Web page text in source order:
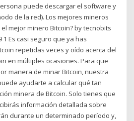
puede descargar el software y
de la red). Los mejores mineros
el mejor minero Bitcoin? by tecnobits
1 Es casi seguro que ya has
repetidas veces y oído acerca del
en múltiples ocasiones. Para que
manera de minar Bitcoin, nuestra
ayudarte a calcular qué tan
minera de Bitcoin. Solo tienes que
información detallada sobre
durante un determinado período y,